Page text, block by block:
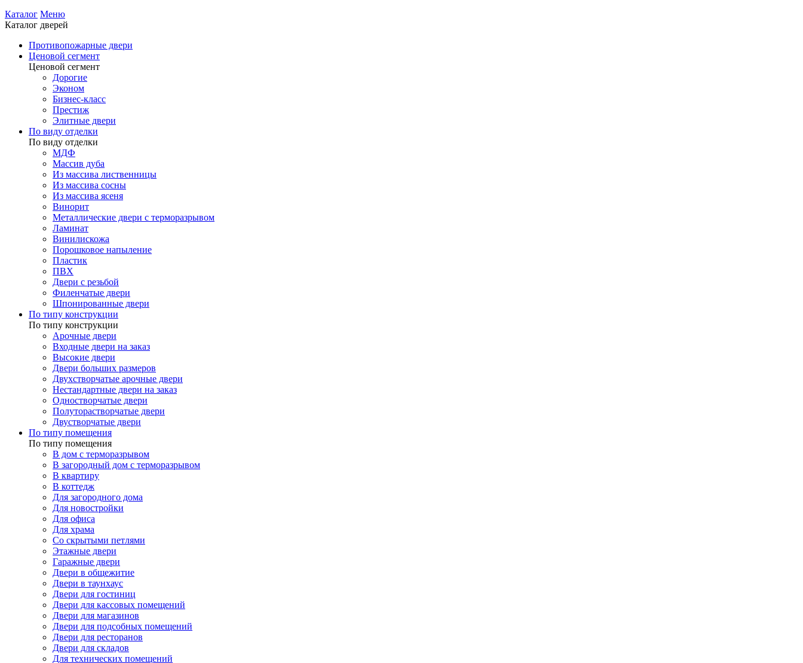
Каталог Меню
Каталог дверей
Противопожарные двери
Ценовой сегмент
Ценовой сегмент
Дорогие
Эконом
Бизнес-класс
Престиж
Элитные двери
По виду отделки
По виду отделки
МДФ
Массив дуба
Из массива лиственницы
Из массива сосны
Из массива ясеня
Винорит
Металлические двери с терморазрывом
Ламинат
Винилискожа
Порошковое напыление
Пластик
ПВХ
Двери с резьбой
Филенчатые двери
Шпонированные двери
По типу конструкции
По типу конструкции
Арочные двери
Входные двери на заказ
Высокие двери
Двери больших размеров
Двухстворчатые арочные двери
Нестандартные двери на заказ
Одностворчатые двери
Полуторастворчатые двери
Двустворчатые двери
По типу помещения
По типу помещения
В дом с терморазрывом
В загородный дом с терморазрывом
В квартиру
В коттедж
Для загородного дома
Для новостройки
Для офиса
Для храма
Со скрытыми петлями
Этажные двери
Гаражные двери
Двери в общежитие
Двери в таунхаус
Двери для гостиниц
Двери для кассовых помещений
Двери для магазинов
Двери для подсобных помещений
Двери для ресторанов
Двери для складов
Для технических помещений